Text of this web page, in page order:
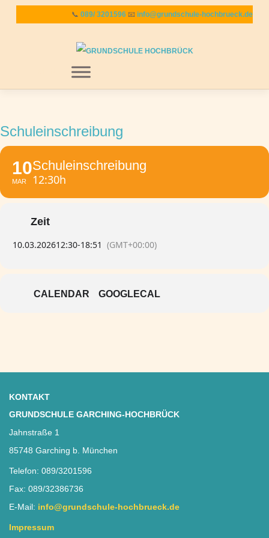
📞 089/ 3201596 📧 info@grundschule-hochbrueck.de
Schuleinschreibung
10
MAR
Schuleinschreibung
12:30h
Zeit
10.03.202612:30-18:51 (GMT+00:00)
CALENDAR GOOGLECAL
KONTAKT
GRUNDSCHULE GARCHING-HOCHBRÜCK
Jahnstraße 1
85748 Garching b. München
Telefon: 089/3201596
Fax: 089/32386736
E-Mail: info@grundschule-hochbrueck.de
Impressum